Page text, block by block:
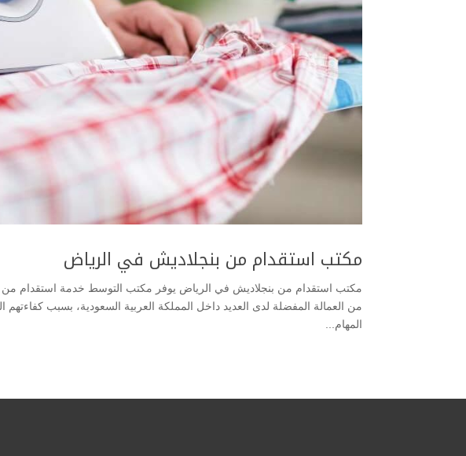
مكتب استقدام من بنجلاديش في الرياض
مكتب استقدام من بنجلاديش في الرياض يوفر مكتب التوسط خدمة استقدام من
من العمالة المفضلة لدى العديد داخل المملكة العربية السعودية، بسبب كفاءتهم
المهام...